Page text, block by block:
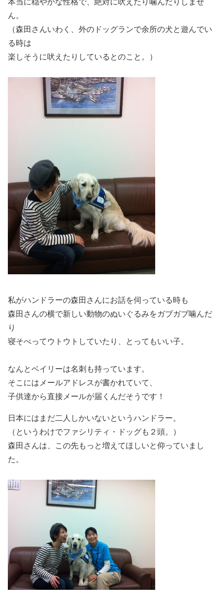
ん。
（森田さんいわく、外のドッグランで余所の犬と遊んでい
る時は
楽しそうに吠えたりしているとのこと。）
私がハンドラーの森田さんにお話を伺っている時も
森田さんの横で新しい動物のぬいぐるみをガブガブ噛んだ
り
寝そべってウトウトしていたり、とってもいい子。
なんとベイリーは名刺も持っています。
そこにはメールアドレスが書かれていて、
子供達から直接メールが届くんだそうです！
日本にはまだ二人しかいないというハンドラー。
（というわけでファシリティ・ドッグも２頭。）
森田さんは、この先もっと増えてほしいと仰っていまし
た。